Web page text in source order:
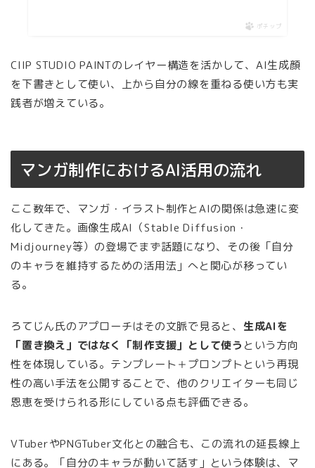
ポチップ
ClIP STUDIO PAINTのレイヤー構造を活かして、AI生成顔
を下書きとして使い、上から自分の線を重ねる使い方も実
践者が増えている。
マンガ制作におけるAI活用の流れ
ここ数年で、マンガ・イラスト制作とAIの関係は急速に変
化してきた。画像生成AI（Stable Diffusion・
Midjourney等）の登場でまず話題になり、その後「自分
のキャラを維持するための活用法」へと関心が移ってい
る。
ろてじん氏のアプローチはその文脈で見ると、 生成AIを
「置き換え」ではなく「制作支援」として使う という方向
性を体現している。テンプレート＋プロンプトという再現
性の高い手法を公開することで、他のクリエイターも同じ
恩恵を受けられる形にしている点も評価できる。
VTuberやPNGTuber文化との融合も、この流れの延長線上
にある。「自分のキャラが動いて話す」という体験は、マ